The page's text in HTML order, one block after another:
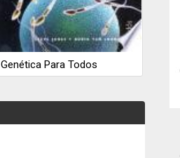
Genética Para Todos